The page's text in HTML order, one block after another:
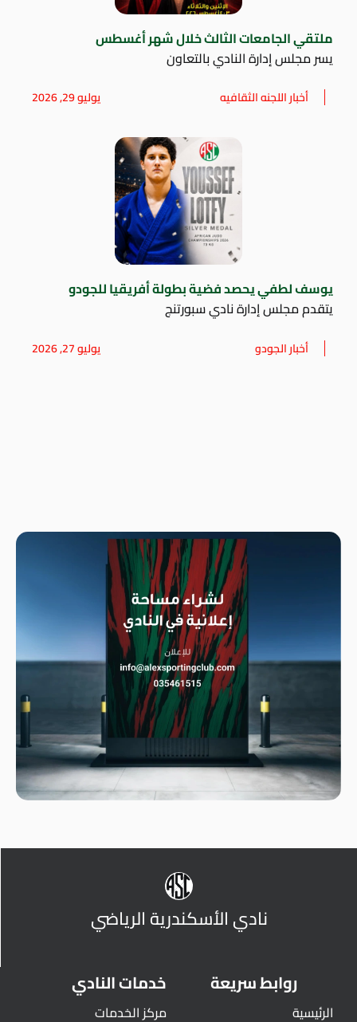
ملتقي الجامعات الثالث خلال شهر أغسطس
يسر مجلس إدارة النادي بالتعاون
أخبار اللجنه الثقافيه يوليو 29, 2026
يوسف لطفي يحصد فضية بطولة أفريقيا للجودو
يتقدم مجلس إدارة نادي سبورتنج
أخبار الجودو يوليو 27, 2026
نادي الأسكندرية الرياضي
روابط سريعة
الرئيسية
خدمات النادي
مركز الخدمات